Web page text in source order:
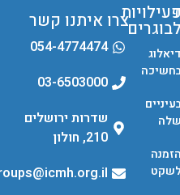
צרו איתנו קשר
054-4774474
03-6503000
שדרות ירושלים
210, חולון
groups@icmh.org.il